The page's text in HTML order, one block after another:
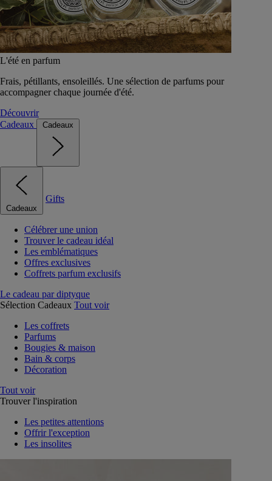
L'été en parfum
Frais, pétillants, ensoleillés. Une sélection de parfums pour
accompagner chaque journée d'été.
Découvrir
Cadeaux
Cadeaux
Cadeaux
Gifts
Célébrer une union
Trouver le cadeau idéal
Les emblématiques
Offres exclusives
Coffrets parfum exclusifs
Le cadeau par diptyque
Sélection Cadeaux Tout voir
Les coffrets
Parfums
Bougies & maison
Bain & corps
Décoration
Tout voir
Trouver l'inspiration
Les petites attentions
Offrir l'exception
Les insolites